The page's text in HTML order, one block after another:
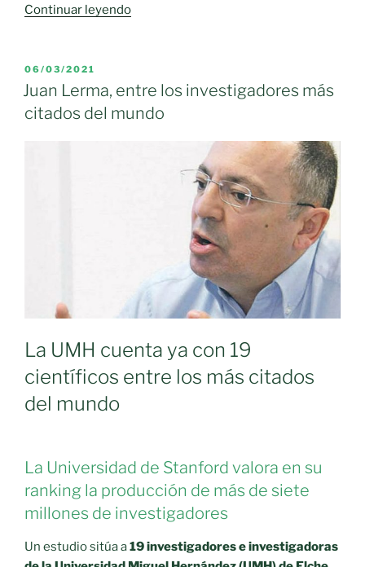
Continuar leyendo«El
los
premios
PUBLICADO
EL
06/03/2021
Juan Lerma, entre los investigadores más
citados del mundo
La UMH cuenta ya con 19
científicos entre los más citados
del mundo
La Universidad de Stanford valora en su
ranking la producción de más de siete
millones de investigadores
Un estudio sitúa a19 investigadores e investigadoras